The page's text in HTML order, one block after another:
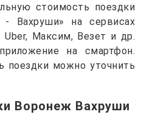
стоимость поездки
Вахруши» на сервисах
Uber, Максим, Везет и др.
на смартфон.
поездки можно уточнить
Воронеж Вахруши